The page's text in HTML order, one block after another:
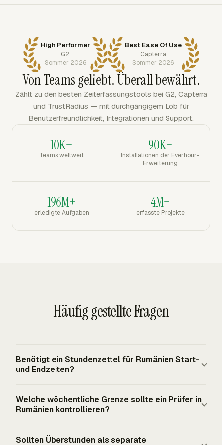
High Performer
G2
Sommer 2026
Best Ease Of Use
Capterra
Sommer 2026
Von Teams geliebt. Überall bewährt.
Zählt zu den besten Zeiterfassungstools bei G2, Capterra
und TrustRadius — mit durchgängigem Lob für
Benutzerfreundlichkeit, Integrationen und Support.
10K+
Teams weltweit
90K+
Installationen der Everhour-
Erweiterung
196M+
erledigte Aufgaben
4M+
erfasste Projekte
Häufig gestellte Fragen
Benötigt ein Stundenzettel für Rumänien Start-
und Endzeiten?
Mitarbeiter tägliche Aufzeichnungen führen, die Beginn
Aufzeichnungspflicht nicht. Mobile und im Homeoffice
Welche wöchentliche Grenze sollte ein Prüfer in
Rumänien kontrollieren?
Sollten Überstunden als separate